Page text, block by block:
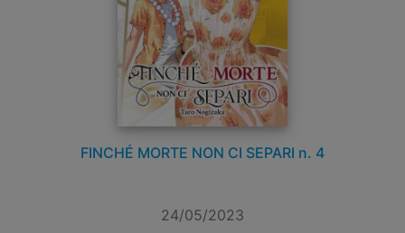
FINCHÉ MORTE NON CI SEPARI n. 4
24/05/2023